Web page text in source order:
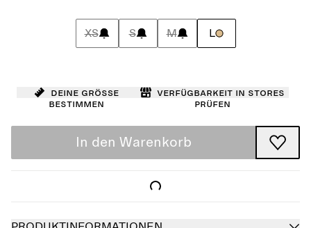
XS S M L
Deine Größe
bestimmen
Verfügbarkeit in Stores
prüfen
In den Warenkorb